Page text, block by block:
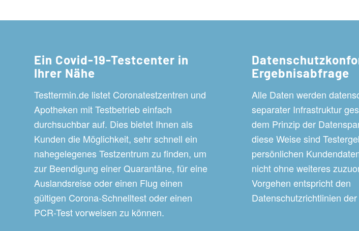
Ein Covid-19-Testcenter in
Ihrer Nähe
Testtermin.de listet Coronatestzentren und
Apotheken mit Testbetrieb einfach
durchsuchbar auf. Dies bietet Ihnen als
Kunden die Möglichkeit, sehr schnell ein
nahegelegenes Testzentrum zu finden, um
zur Beendigung einer Quarantäne, für eine
Auslandsreise oder einen Flug einen
gültigen Corona-Schnelltest oder einen
PCR-Test vorweisen zu können.
Ergebnisabfrage
Alle Daten werden
separater Infrastruktur
dem Prinzip der
diese Weise sind
persönlichen
nicht ohne weiteres
Vorgehen entspricht den
Datenschutzrichtlinien